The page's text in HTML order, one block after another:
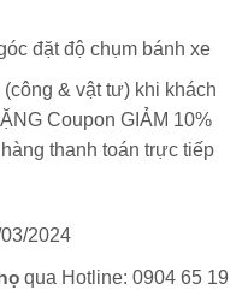
đặt độ chụm bánh xe
& vật tư) khi khách
Coupon GIẢM 10%
thanh toán trực tiếp
2024
qua Hotline: 0904 65 19